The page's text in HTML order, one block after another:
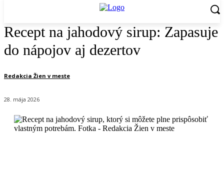
Recept na jahodový sirup: Zapasuje
do nápojov aj dezertov
Redakcia Žien v meste
28. mája 2026